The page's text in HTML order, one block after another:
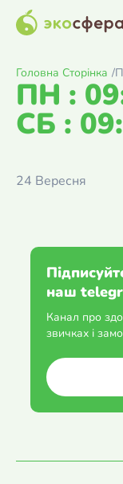
Головна Сторінка /
ПН :
СБ :
24 Вересня
наш
Канал про
звичках і